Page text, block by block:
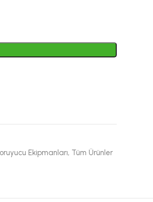
Ekipmanları, Tüm Ürünler